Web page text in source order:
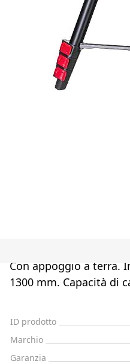
Con appoggio a terra.
1300 mm. Capacità di
ID prodotto
Marchio
Garanzia